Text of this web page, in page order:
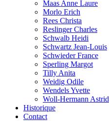
Maas Anne Laure
Morlo Erich
Rees Christa
Reslinger Charles
Schwalb Heidi
Schwartz Jean-Louis
Schwieder France
Sperling Margot
Tilly Anita
Weidig Odile
Wendels Yvette
Woll-Hermann Astrid
Historique
Contact